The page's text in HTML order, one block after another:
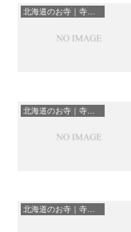
北海道のお寺｜寺院一覧
北海道のお寺｜寺院一覧
北海道のお寺｜寺院一覧